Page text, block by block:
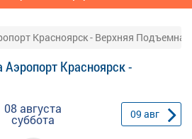
Красноярск - Верхняя Подъемная
Аэропорт Красноярск -
08 августа
суббота 09 авг